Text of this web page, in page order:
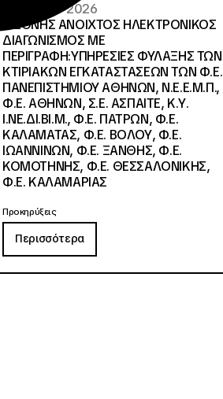
26 · 05 · 2026
ΔΙΕΘΝΗΣ ΑΝΟΙΧΤΟΣ ΗΛΕΚΤΡΟΝΙΚΟΣ
ΔΙΑΓΩΝΙΣΜΟΣ ΜΕ
ΠΕΡΙΓΡΑΦΗ:ΥΠΗΡΕΣΙΕΣ ΦΥΛΑΞΗΣ ΤΩΝ
ΚΤΙΡΙΑΚΩΝ ΕΓΚΑΤΑΣΤΑΣΕΩΝ ΤΩΝ Φ.Ε.
ΠΑΝΕΠΙΣΤΗΜΙΟΥ ΑΘΗΝΩΝ, Ν.Ε.Ε.Μ.Π.,
Φ.Ε. ΑΘΗΝΩΝ, Σ.Ε. ΑΣΠΑΙΤΕ, Κ.Υ.
Ι.ΝΕ.ΔΙ.ΒΙ.Μ., Φ.Ε. ΠΑΤΡΩΝ, Φ.Ε.
ΚΑΛΑΜΑΤΑΣ, Φ.Ε. ΒΟΛΟΥ, Φ.Ε.
ΙΩΑΝΝΙΝΩΝ, Φ.Ε. ΞΑΝΘΗΣ, Φ.Ε.
ΚΟΜΟΤΗΝΗΣ, Φ.Ε. ΘΕΣΣΑΛΟΝΙΚΗΣ,
Φ.Ε. ΚΑΛΑΜΑΡΙΑΣ
Προκηρύξεις
Περισσότερα